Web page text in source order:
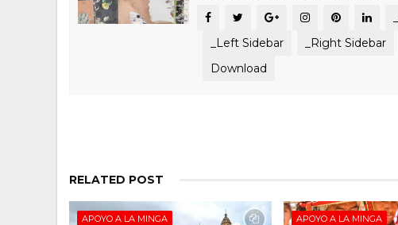
_Left Sidebar
_Right Sidebar
Download
RELATED POST
APOYO A LA MINGA APOYO A LA MINGA